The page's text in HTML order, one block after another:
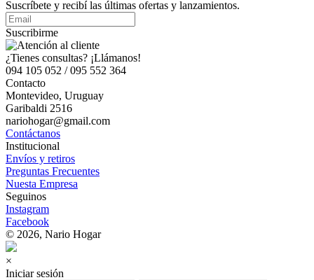
Suscríbete y recibí las últimas ofertas y lanzamientos.
Suscribirme
¿Tienes consultas? ¡Llámanos!
094 105 052 / 095 552 364
Contacto
Montevideo, Uruguay
Garibaldi 2516
nariohogar@gmail.com
Contáctanos
Institucional
Envíos y retiros
Preguntas Frecuentes
Nuesta Empresa
Seguinos
Instagram
Facebook
© 2026, Nario Hogar
×
Iniciar sesión